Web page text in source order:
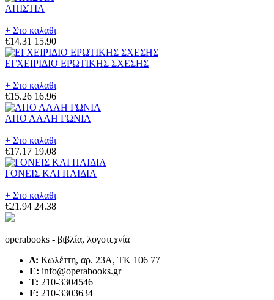
ΑΠΙΣΤΙΑ
+ Στο καλαθι
€14.31 15.90
ΕΓΧΕΙΡΙΔΙΟ ΕΡΩΤΙΚΗΣ ΣΧΕΣΗΣ
+ Στο καλαθι
€15.26 16.96
ΑΠΟ ΑΛΛΗ ΓΩΝΙΑ
+ Στο καλαθι
€17.17 19.08
ΓΟΝΕΙΣ ΚΑΙ ΠΑΙΔΙΑ
+ Στο καλαθι
€21.94 24.38
operabooks - βιβλία, λογοτεχνία
Δ: Κωλέττη, αρ. 23Α, ΤΚ 106 77
E: info@operabooks.gr
Τ: 210-3304546
F: 210-3303634